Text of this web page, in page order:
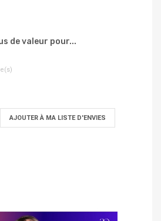
de valeur pour...
AJOUTER À MA LISTE D'ENVIES